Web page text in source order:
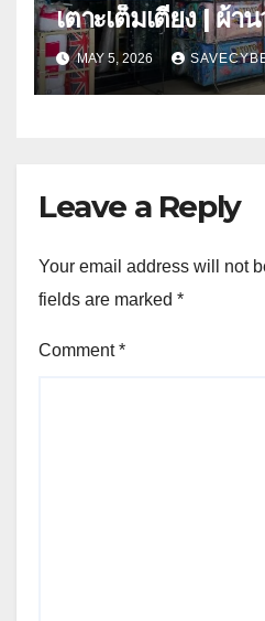
เตาะเต็มเตียง | ผ้
MAY 5, 2026
Leave a Reply
Your email address will not
fields are marked *
Comment*